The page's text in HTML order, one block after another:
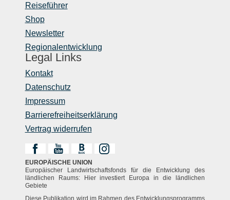
Reiseführer
Shop
Newsletter
Regionalentwicklung
Legal Links
Kontakt
Datenschutz
Impressum
Barrierefreiheitserklärung
Vertrag widerrufen
EUROPÄISCHE UNION
Europäischer Landwirtschaftsfonds für die Entwicklung des
ländlichen Raums: Hier investiert Europa in die ländlichen
Gebiete
Diese Publikation wird im Rahmen des Entwicklungsprogramms